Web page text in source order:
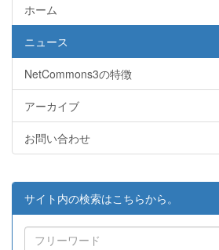
ホーム
ニュース
NetCommons3の特徴
アーカイブ
お問い合わせ
サイト内の検索はこちらから。